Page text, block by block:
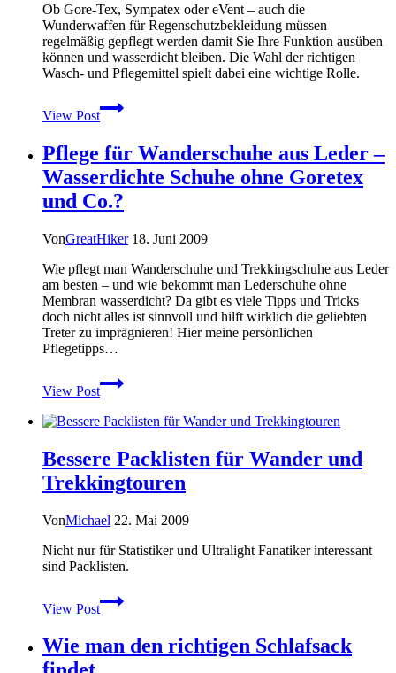
Ob Gore-Tex, Sympatex oder eVent – auch die
Wunderwaffen für Regenschutzbekleidung müssen
regelmäßig gepflegt werden damit Sie Ihre Funktion ausüben
können und wasserdicht bleiben. Die Wahl der richtigen
Wasch- und Pflegemittel spielt dabei eine wichtige Rolle.
View Post
Die
richtige
von
wasserdichter
Bekleidung
Pflege für Wanderschuhe aus Leder –
Wasserdichte Schuhe ohne Goretex
und Co.?
VonGreatHiker 18. Juni 2009
Wie pflegt man Wanderschuhe und Trekkingschuhe aus Leder
am besten – und wie bekommt man Lederschuhe ohne
Membran wasserdicht? Da gibt es viele Tipps und Tricks
doch nicht alles ist sinnvoll und hilft wirklich die geliebten
Treter zu imprägnieren! Hier meine persönlichen
Pflegetipps…
View Post
Pflege
für
aus
–
Wasserdichte
Schuhe
Goretex
Co.?
Bessere Packlisten für Wander und
Trekkingtouren
VonMichael 22. Mai 2009
Nicht nur für Statistiker und Ultralight Fanatiker interessant
sind Packlisten.
View Post
Bessere
Packlisten
Wander
und
Wie man den richtigen Schlafsack